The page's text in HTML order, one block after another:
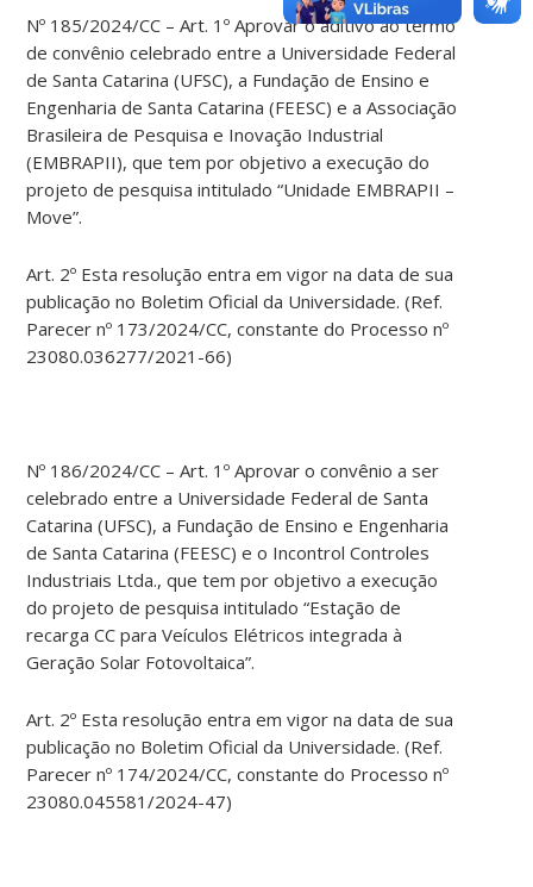
Nº 185/2024/CC – Art. 1º Aprovar o aditivo ao termo
de convênio celebrado entre a Universidade Federal
de Santa Catarina (UFSC), a Fundação de Ensino e
Engenharia de Santa Catarina (FEESC) e a Associação
Brasileira de Pesquisa e Inovação Industrial
(EMBRAPII), que tem por objetivo a execução do
projeto de pesquisa intitulado “Unidade EMBRAPII –
Move”.
Art. 2º Esta resolução entra em vigor na data de sua
publicação no Boletim Oficial da Universidade. (Ref.
Parecer nº 173/2024/CC, constante do Processo nº
23080.036277/2021-66)
Nº 186/2024/CC – Art. 1º Aprovar o convênio a ser
celebrado entre a Universidade Federal de Santa
Catarina (UFSC), a Fundação de Ensino e Engenharia
de Santa Catarina (FEESC) e o Incontrol Controles
Industriais Ltda., que tem por objetivo a execução
do projeto de pesquisa intitulado “Estação de
recarga CC para Veículos Elétricos integrada à
Geração Solar Fotovoltaica”.
Art. 2º Esta resolução entra em vigor na data de sua
publicação no Boletim Oficial da Universidade. (Ref.
Parecer nº 174/2024/CC, constante do Processo nº
23080.045581/2024-47)